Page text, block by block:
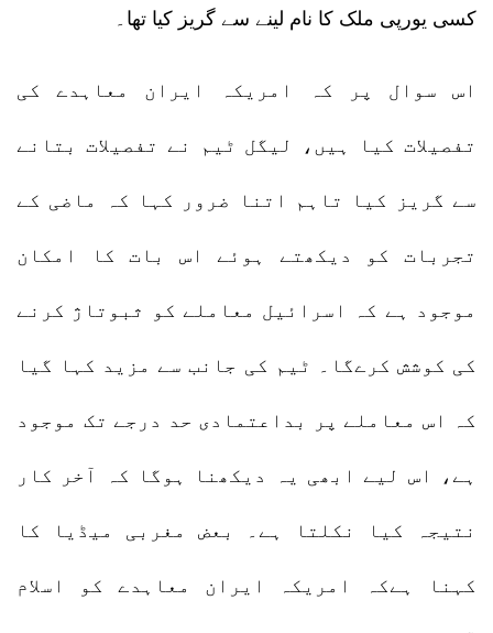
کسی یورپی ملک کا نام لینے سے گریز کیا تھا۔
اس سوال پر کہ امریکہ ایران معاہدے کی
تفصیلات کیا ہیں، لیگل ٹیم نے تفصیلات بتانے
سے گریز کیا تاہم اتنا ضرور کہا کہ ماضی کے
تجربات کو دیکھتے ہوئے اس بات کا امکان
موجود ہے کہ اسرائیل معاملے کو ثبوتاژ کرنے
کی کوشش کرےگا۔ ٹیم کی جانب سے مزید کہا گیا
کہ اس معاملے پر بداعتمادی حد درجے تک موجود
ہے، اس لیے ابھی یہ دیکھنا ہوگا کہ آخر کار
نتیجہ کیا نکلتا ہے۔ بعض مغربی میڈیا کا
کہنا ہےکہ امریکہ ایران معاہدے کو اسلام